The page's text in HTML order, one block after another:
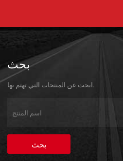
بحث
ابحث عن المنتجات التي تهتم بها.